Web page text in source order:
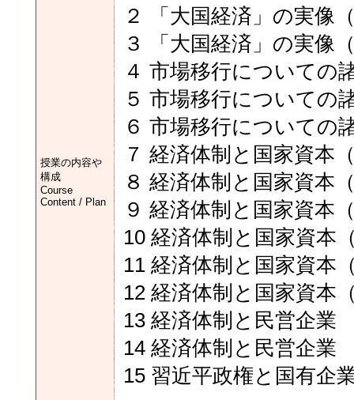
授業の内容や
構成
Course
Content / Plan
２ 「大国経済」の実像
３ 「大国経済」の実像
４ 市場移行についての
５ 市場移行についての
６ 市場移行についての
７ 経済体制と国家資本
８ 経済体制と国家資本
９ 経済体制と国家資本
10 経済体制と国家資本
11 経済体制と国家資本
12 経済体制と国家資本
13 経済体制と民営企業
14 経済体制と民営企業
15 習近平政権と国有企